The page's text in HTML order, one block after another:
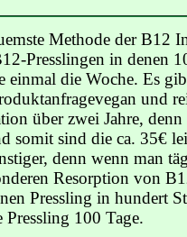
Methode der B12
Presslingen in denen
einmal die Woche. Es
und
über zwei Jahre, denn
somit sind die ca. 35€
denn wenn man
Resorption von
Pressling in hundert
Pressling 100 Tage.